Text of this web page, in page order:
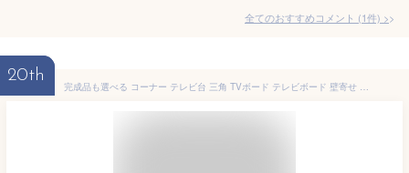
全てのおすすめコメント (1件) >
20th
完成品も選べる コーナー テレビ台 三角 TVボード テレビボード 壁寄せ 収納 TVラック 木製 CD収納 棚 DVD収納棚 ラック ハイタイプ ロータイプ ブラック ホワイト ダークブラウン ナチュラル 白 黒 おしゃれ 3点セット 32インチ 32型 シンプル